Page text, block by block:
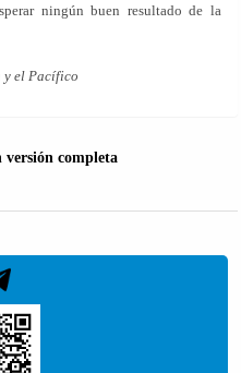
ningún buen resultado de la
y el Pacífico
completa